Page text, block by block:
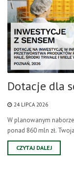
Dotacje dla
24 LIPCA 2026
W planowanym
ponad 860 mln zł.
CZYTAJ DALEJ